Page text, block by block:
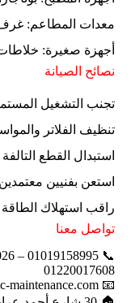
معدات المطاعم: غرف
أجهزة صغيرة:
نصائح الصيانة
تجنب التشغيل
تنظيف الفلاتر
استبدال القطع
استعن بفنيين
راقب استهلاك
تواصل معنا
01220017608
📧 info@olympic-maintenance.com